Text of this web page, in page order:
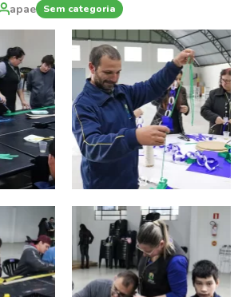
apae Sem categoria